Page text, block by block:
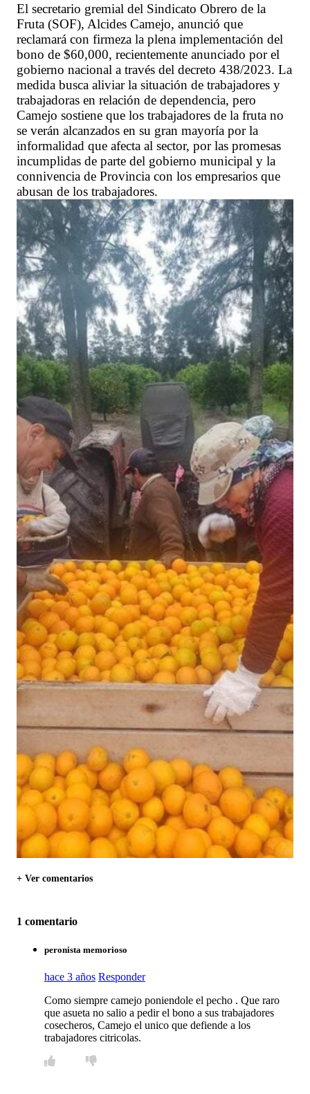
El secretario gremial del Sindicato Obrero de la
Fruta (SOF), Alcides Camejo, anunció que
reclamará con firmeza la plena implementación del
bono de $60,000, recientemente anunciado por el
gobierno nacional a través del decreto 438/2023. La
medida busca aliviar la situación de trabajadores y
trabajadoras en relación de dependencia, pero
Camejo sostiene que los trabajadores de la fruta no
se verán alcanzados en su gran mayoría por la
informalidad que afecta al sector, por las promesas
incumplidas de parte del gobierno municipal y la
connivencia de Provincia con los empresarios que
abusan de los trabajadores.
+ Ver comentarios
1 comentario
peronista memorioso
hace 3 años Responder
Como siempre camejo poniendole el pecho . Que raro
que asueta no salio a pedir el bono a sus trabajadores
cosecheros, Camejo el unico que defiende a los
trabajadores citricolas.